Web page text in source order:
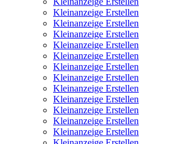
Kleinanzeige Erstellen
Kleinanzeige Erstellen
Kleinanzeige Erstellen
Kleinanzeige Erstellen
Kleinanzeige Erstellen
Kleinanzeige Erstellen
Kleinanzeige Erstellen
Kleinanzeige Erstellen
Kleinanzeige Erstellen
Kleinanzeige Erstellen
Kleinanzeige Erstellen
Kleinanzeige Erstellen